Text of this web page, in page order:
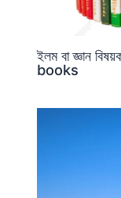
ইলম বা জ্ঞান
books